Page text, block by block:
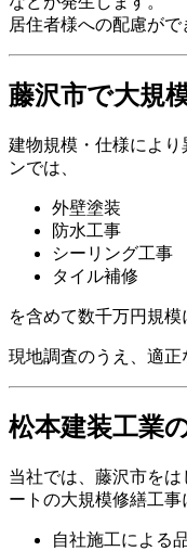
居住者様への配慮がで
藤沢市で大規
建物規模・仕様により
ンでは、
外壁塗装
防水工事
シーリング工事
タイル補修
を含めて数千万円規模
現地調査のうえ、適正
松本建装工業
当社では、藤沢市を
ートの大規模修繕工事
自社施工による